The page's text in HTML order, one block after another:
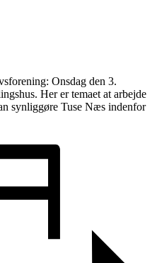
Onsdag den 3.
Her er temaet at arbejde
synliggøre Tuse Næs indenfor